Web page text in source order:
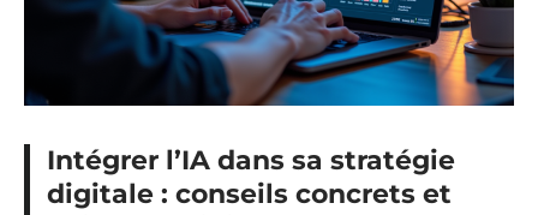
Intégrer l’IA dans sa stratégie
digitale : conseils concrets et